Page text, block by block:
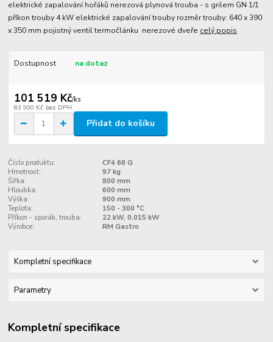
elektrické zapalování hořáků nerezová plynová trouba - s grilem GN 1/1
příkon trouby 4 kW elektrické zapalování trouby rozměr trouby: 640 x 390
x 350 mm pojistný ventil termočlánku nerezové dveře celý popis
Dostupnost na dotaz
101 519 Kč/ks
83 900 Kč bez DPH
Přidat do košíku
Číslo produktu:
CF4 68 G
Hmotnost:
97 kg
Šířka:
800 mm
Hloubka:
600 mm
Výška:
900 mm
Teplota:
150 - 300 °C
Příkon - sporák, trouba:
22 kW, 0,015 kW
Výrobce:
RM Gastro
Kompletní specifikace
Parametry
Kompletní specifikace